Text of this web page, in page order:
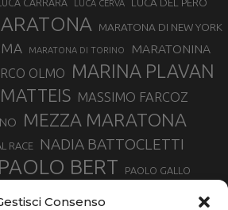
Consenso
CARRARA LUCA CERVA
MARATONA DI NEW YORK
MARATONA DI TORINO MARATONINA
OLMO MARINA PLAVAN
MASSIMO FARCOZ
MEZZA MARATONA
RACE NADIA BATTOCLETTI
PAOLO BERT PAOLO GALLO